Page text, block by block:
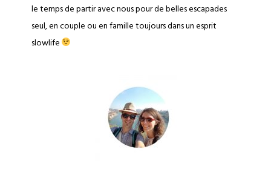
le temps de partir avec nous pour de belles escapades
seul, en couple ou en famille toujours dans un esprit
slowlife